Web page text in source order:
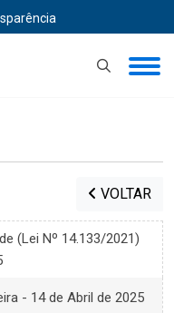
VOLTAR
(Lei Nº 14.133/2021)
- 14 de Abril de 2025